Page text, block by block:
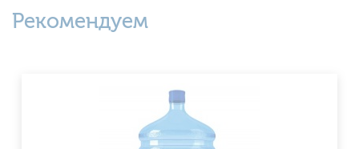
Рекомендуем